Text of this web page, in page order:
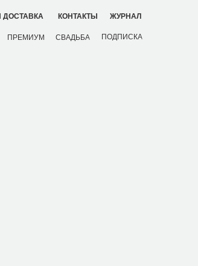
ДОСТАВКА КОНТАКТЫ ЖУРНАЛ
ПРЕМИУМ СВАДЬБА ПОДПИСКА